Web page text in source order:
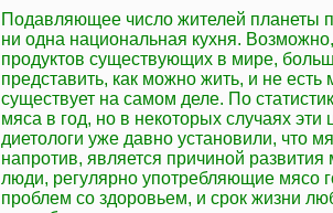
Подавляющее число жителей планеты
ни одна национальная кухня.
продуктов существующих в мире,
представить, как можно жить, и не
существует на самом деле. По
мяса в год, но в некоторых случаях
диетологи уже давно установили, что
напротив, является причиной
люди, регулярно употребляющие мясо
проблем со здоровьем, и срок жизни